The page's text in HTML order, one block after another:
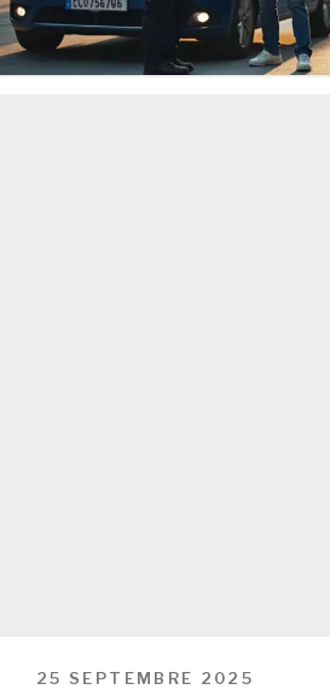
PUBLIÉ
25 SEPTEMBRE 2025